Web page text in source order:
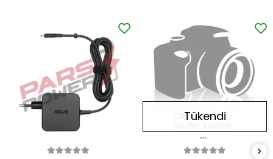
Tükendi